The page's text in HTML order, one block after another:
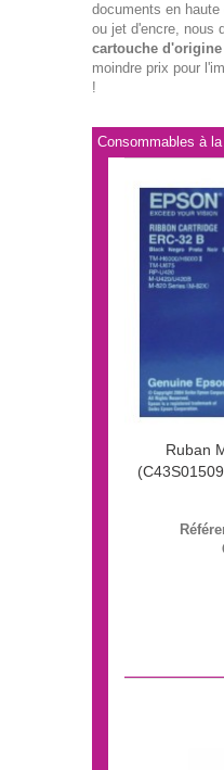
documents en
ou jet d'encre, nous
cartouche d'origine
moindre prix pour
!
Consommables à
Ruban